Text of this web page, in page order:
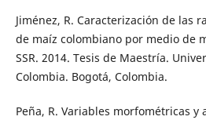
Jiménez, R. Caracterización de las
de maíz colombiano por medio de
SSR. 2014. Tesis de Maestría.
Colombia. Bogotá, Colombia.
Peña, R. Variables morfométricas